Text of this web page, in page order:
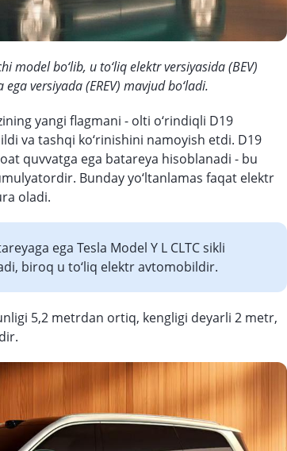
model bo‘lib, u to‘liq elektr versiyasida (BEV)
versiyada (EREV) mavjud bo‘ladi.
yangi flagmani - olti o‘rindiqli D19
va tashqi ko‘rinishini namoyish etdi. D19
quvvatga ega batareya hisoblanadi - bu
Bunday yo‘ltanlamas faqat elektr
oladi.
ega Tesla Model Y L CLTC sikli
biroq u to‘liq elektr avtomobildir.
5,2 metrdan ortiq, kengligi deyarli 2 metr,